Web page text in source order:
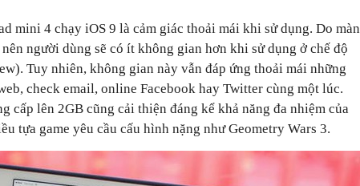
mini 4 chạy iOS 9 là cảm giác thoải mái khi sử dụng. Do màn
người dùng sẽ có ít không gian hơn khi sử dụng ở chế độ
Tuy nhiên, không gian này vẫn đáp ứng thoải mái những
check email, online Facebook hay Twitter cùng một lúc.
cấp lên 2GB cũng cải thiện đáng kể khả năng đa nhiệm của
tựa game yêu cầu cấu hình nặng như Geometry Wars 3.